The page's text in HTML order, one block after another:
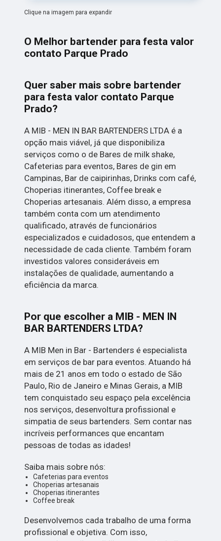
Clique na imagem para expandir
O Melhor bartender para festa valor
contato Parque Prado
Quer saber mais sobre bartender
para festa valor contato Parque
Prado?
A MIB - MEN IN BAR BARTENDERS LTDA é a
opção mais viável, já que disponibiliza
serviços como o de Bares de milk shake,
Cafeterias para eventos, Bares de gin em
Campinas, Bar de caipirinhas, Drinks com café,
Choperias itinerantes, Coffee break e
Choperias artesanais. Além disso, a empresa
também conta com um atendimento
qualificado, através de funcionários
especializados e cuidadosos, que entendem a
necessidade de cada cliente. Também foram
investidos valores consideráveis em
instalações de qualidade, aumentando a
eficiência da marca.
Por que escolher a MIB - MEN IN
BAR BARTENDERS LTDA?
A MIB Men in Bar - Bartenders é especialista
em serviços de bar para eventos. Atuando há
mais de 21 anos em todo o estado de São
Paulo, Rio de Janeiro e Minas Gerais, a MIB
tem conquistado seu espaço pela excelência
nos serviços, desenvoltura profissional e
simpatia de seus bartenders. Sem contar nas
incríveis performances que encantam
pessoas de todas as idades!
Saiba mais sobre nós:
Cafeterias para eventos
Choperias artesanais
Choperias itinerantes
Coffee break
Desenvolvemos cada trabalho de uma forma
profissional e objetiva. Com isso,